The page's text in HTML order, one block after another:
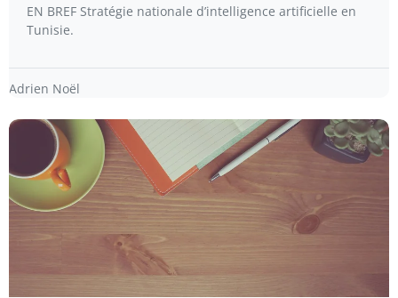
EN BREF Stratégie nationale d’intelligence artificielle en
Tunisie.
Adrien Noël